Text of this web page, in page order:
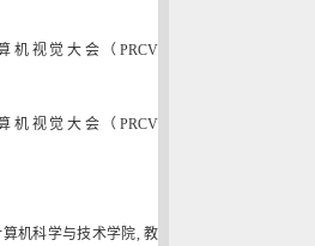
机视觉大会（ PRCV
机视觉大会（ PRCV
算机科学与技术学院,教